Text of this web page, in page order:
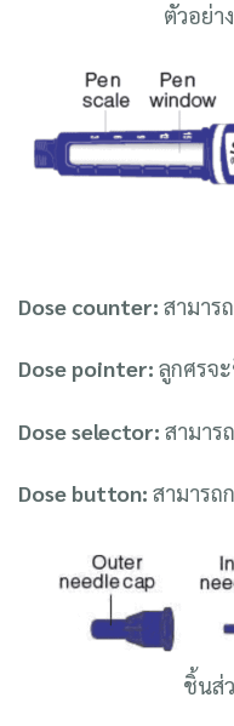
ตัวอย่า
Dose counter: สามาร
Dose pointer: ลูกศรจ
Dose selector: สามาร
Dose button: สามารถ
ชิ้นส่